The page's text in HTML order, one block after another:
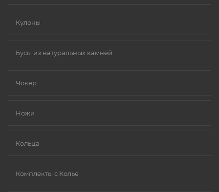
Кулоны
Бусы из натуральных камней
Чокер
Ножи
Кольца
Комплекты с Колье